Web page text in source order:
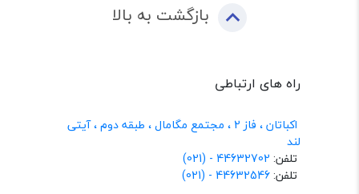
بازگشت به بالا
راه های ارتباطی
اکباتان ، فاز 2 ، مجتمع مگامال ، طبقه دوم ، آیتی
لند
تلفن: 44632702 - (021)
تلفن:44632546 - (021)